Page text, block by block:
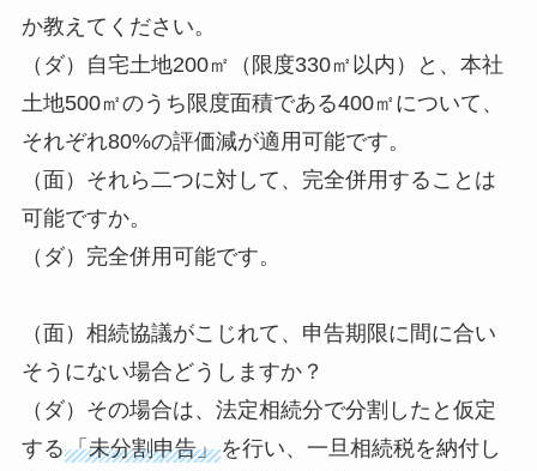
か教えてください。
（ダ）自宅土地200㎡（限度330㎡以内）と、本社
土地500㎡のうち限度面積である400㎡について、
それぞれ80%の評価減が適用可能です。
（面）それら二つに対して、完全併用することは
可能ですか。
（ダ）完全併用可能です。
（面）相続協議がこじれて、申告期限に間に合い
そうにない場合どうしますか？
（ダ）その場合は、法定相続分で分割したと仮定
する「未分割申告」を行い、一旦相続税を納付し